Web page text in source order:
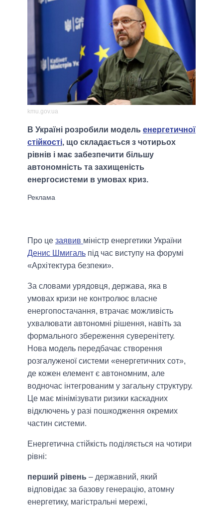
kmu.gov.ua
В Україні розробили модель енергетичної
стійкості, що складається з чотирьох
рівнів і має забезпечити більшу
автономність та захищеність
енергосистеми в умовах криз.
Про це заявив міністр енергетики України
Денис Шмигаль під час виступу на форумі
«Архітектура безпеки».
За словами урядовця, держава, яка в
умовах кризи не контролює власне
енергопостачання, втрачає можливість
ухвалювати автономні рішення, навіть за
формального збереження суверенітету.
Нова модель передбачає створення
розгалуженої системи «енергетичних сот»,
де кожен елемент є автономним, але
водночас інтегрованим у загальну структуру.
Це має мінімізувати ризики каскадних
відключень у разі пошкодження окремих
частин системи.
Енергетична стійкість поділяється на чотири
рівні:
перший рівень – державний, який
відповідає за базову генерацію, атомну
енергетику, магістральні мережі,